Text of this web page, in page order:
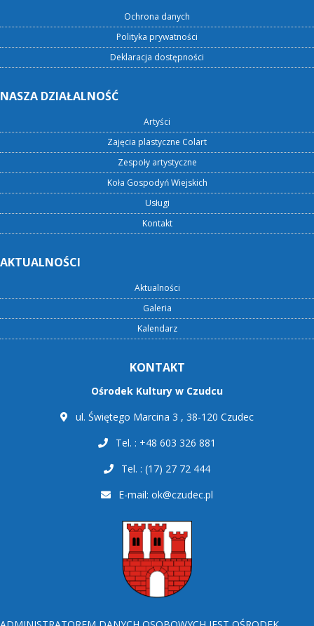
Ochrona danych
Polityka prywatności
Deklaracja dostępności
NASZA DZIAŁALNOŚĆ
Artyści
Zajęcia plastyczne Colart
Zespoły artystyczne
Koła Gospodyń Wiejskich
Usługi
Kontakt
AKTUALNOŚCI
Aktualności
Galeria
Kalendarz
KONTAKT
Ośrodek Kultury w Czudcu
ul. Świętego Marcina 3 , 38-120 Czudec
Tel. : +48 603 326 881
Tel. : (17) 27 72 444
E-mail: ok@czudec.pl